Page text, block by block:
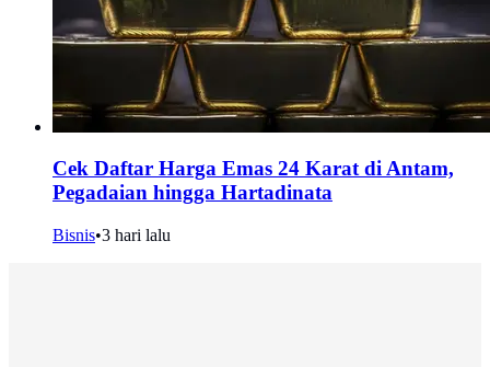
Cek Daftar Harga Emas 24 Karat di Antam,
Pegadaian hingga Hartadinata
Bisnis•3 hari lalu